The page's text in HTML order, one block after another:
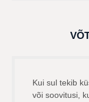
Kui sul tekib
või soovitusi,